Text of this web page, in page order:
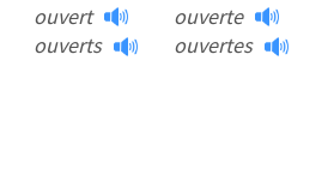
ouvert
ouverts
ouverte
ouvertes